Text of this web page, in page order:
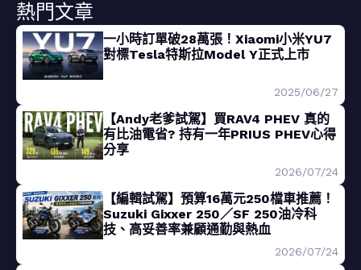
熱門文章
一小時訂單破28萬張！Xiaomi小米YU7
對標Tesla特斯拉Model Y正式上市
2025/06/27
【Andy老爹試駕】買RAV4 PHEV 真的
有比油電省? 持有一年PRIUS PHEV心得
分享
2026/07/24
【編輯試駕】預算16萬元250檔車推薦！
Suzuki Gixxer 250／SF 250油冷科
技、高妥善率兼顧通勤與熱血
2026/07/24